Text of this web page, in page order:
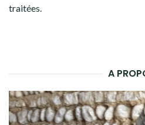
traitées.
A